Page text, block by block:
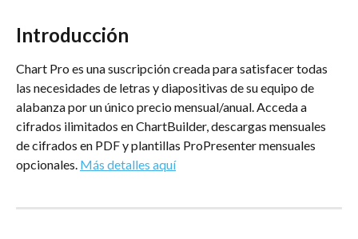
Introducción
Chart Pro es una suscripción creada para satisfacer todas
las necesidades de letras y diapositivas de su equipo de
alabanza por un único precio mensual/anual. Acceda a
cifrados ilimitados en ChartBuilder, descargas mensuales
de cifrados en PDF y plantillas ProPresenter mensuales
opcionales. Más detalles aquí